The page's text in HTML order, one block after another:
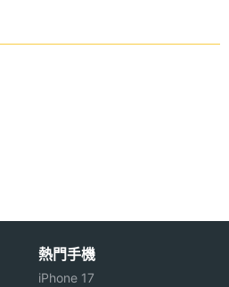
熱門手機
iPhone 17